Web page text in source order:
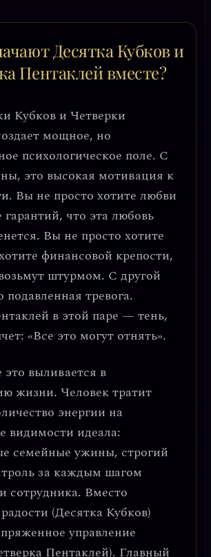
Десятка Кубков и
Пентаклей вместе?
Кубков и Четверки
мощное, но
психологическое поле. С
это высокая мотивация к
. Вы не просто хотите любви
что эта любовь
Вы не просто хотите
финансовой крепости,
штурмом. С другой
подавленная тревога.
в этой паре — тень,
«Все это могут отнять».
выливается в
жизни. Человек тратит
энергии на
видимости идеала:
семейные ужины, строгий
за каждым шагом
сотрудника. Вместо
(Десятка Кубков)
управление
Пентаклей). Главный